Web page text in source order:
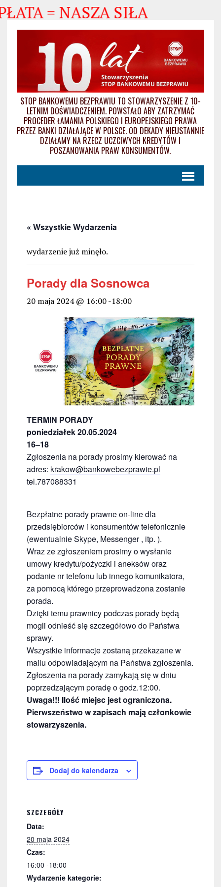
= NASZA SIŁA
STOP BANKOWEMU BEZPRAWIU TO STOWARZYSZENIE Z 10-
LETNIM DOŚWIADCZENIEM. POWSTAŁO ABY ZATRZYMAĆ
PROCEDER ŁAMANIA POLSKIEGO I EUROPEJSKIEGO PRAWA
PRZEZ BANKI DZIAŁAJĄCE W POLSCE. OD DEKADY NIEUSTANNIE
DZIAŁAMY NA RZECZ UCZCIWYCH KREDYTÓW I
POSZANOWANIA PRAW KONSUMENTÓW.
« Wszystkie Wydarzenia
wydarzenie już minęło.
Porady dla Sosnowca
20 maja 2024 @ 16:00-18:00
TERMIN PORADY
poniedziałek 20.05.2024
16–18
Zgłoszenia na porady prosimy kierować na
adres: krakow@bankowebezprawie.pl
tel.787088331
Bezpłatne porady prawne on-line dla
przedsiębiorców i konsumentów telefonicznie
(ewentualnie Skype, Messenger , itp. ).
Wraz ze zgłoszeniem prosimy o wysłanie
umowy kredytu/pożyczki i aneksów oraz
podanie nr telefonu lub innego komunikatora,
za pomocą którego przeprowadzona zostanie
porada.
Dzięki temu prawnicy podczas porady będą
mogli odnieść się szczegółowo do Państwa
sprawy.
Wszystkie informacje zostaną przekazane w
mailu odpowiadającym na Państwa zgłoszenia.
Zgłoszenia na porady zamykają się w dniu
poprzedzającym poradę o godz.12:00.
Uwaga!!! Ilość miejsc jest ograniczona.
Pierwszeństwo w zapisach mają członkowie
stowarzyszenia.
Dodaj do kalendarza
SZCZEGÓŁY
Data:
20 maja 2024
Czas:
16:00 -18:00
Wydarzenie kategorie: